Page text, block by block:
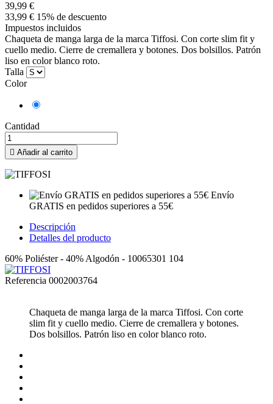
39,99 €
33,99 € 15% de descuento
Impuestos incluidos
Chaqueta de manga larga de la marca Tiffosi. Con corte slim fit y
cuello medio. Cierre de cremallera y botones. Dos bolsillos. Patrón
liso en color blanco roto.
Talla
Color
Cantidad
 Añadir al carrito
Envío
GRATIS en pedidos superiores a 55€
Descripción
Detalles del producto
60% Poliéster - 40% Algodón - 10065301 104
Referencia 0002003764
Chaqueta de manga larga de la marca Tiffosi. Con corte
slim fit y cuello medio. Cierre de cremallera y botones.
Dos bolsillos. Patrón liso en color blanco roto.